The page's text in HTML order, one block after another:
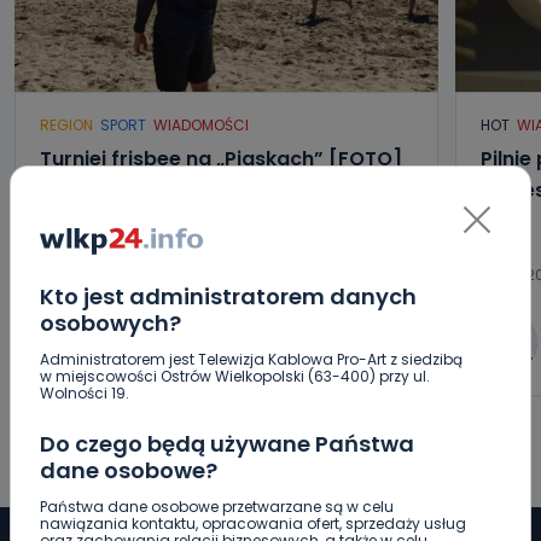
Kto jest administratorem danych
osobowych?
Administratorem jest Telewizja Kablowa Pro-Art z siedzibą
w miejscowości Ostrów Wielkopolski (63-400) przy ul.
Wolności 19.
Do czego będą używane Państwa
dane osobowe?
Państwa dane osobowe przetwarzane są w celu
nawiązania kontaktu, opracowania ofert, sprzedaży usług
REGION SPORT WIADOMOŚCI
Turniej frisbee na „Piaskach” [FOTO]
Aleksandra Barczak
HOT
Pilnie